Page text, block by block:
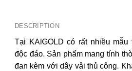
DESCRIPTION
Tại KAIGOLD có rất nhiều
độc đáo. Sản phẩm mang tính
đan kèm với dây vải thủ công.